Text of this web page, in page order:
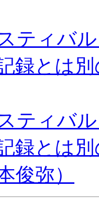
ティバ
録とは
ティバ
録とは
弥）